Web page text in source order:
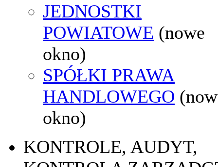
JEDNOSTKI
POWIATOWE (nowe
okno)
SPÓŁKI PRAWA
HANDLOWEGO
okno)
KONTROLE, AUDYT,